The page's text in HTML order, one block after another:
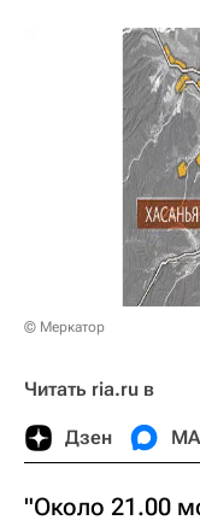
© Меркатор
Читать ria.ru в
Дзен
"Около 21.00